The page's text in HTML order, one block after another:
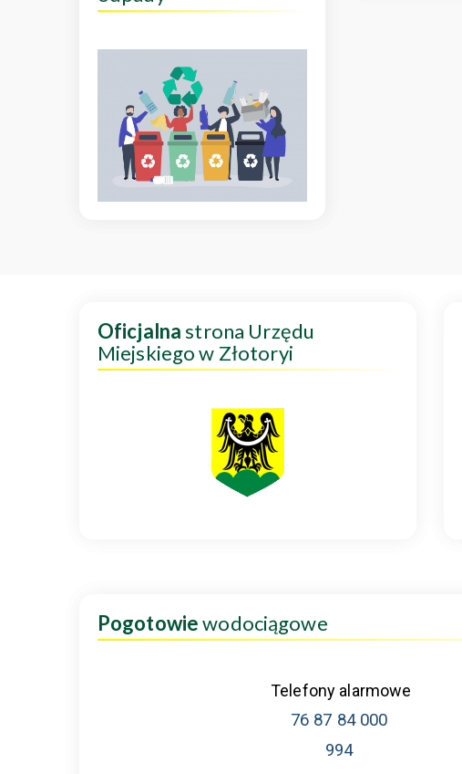
Oficjalnastrona Urzędu
Miejskiego w Złotoryi
Pogotowiewodociągowe
Telefony alarmowe
76 87 84 000
994